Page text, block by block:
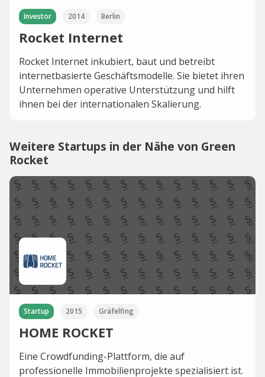
Investor 2014 Berlin
Rocket Internet
Rocket Internet inkubiert, baut und betreibt
internetbasierte Geschäftsmodelle. Sie bietet ihren
Unternehmen operative Unterstützung und hilft
ihnen bei der internationalen Skalierung.
Weitere Startups in der Nähe von Green
Rocket
Startup 2015 Gräfelfing
HOME ROCKET
Eine Crowdfunding-Plattform, die auf
professionelle Immobilienprojekte spezialisiert ist.